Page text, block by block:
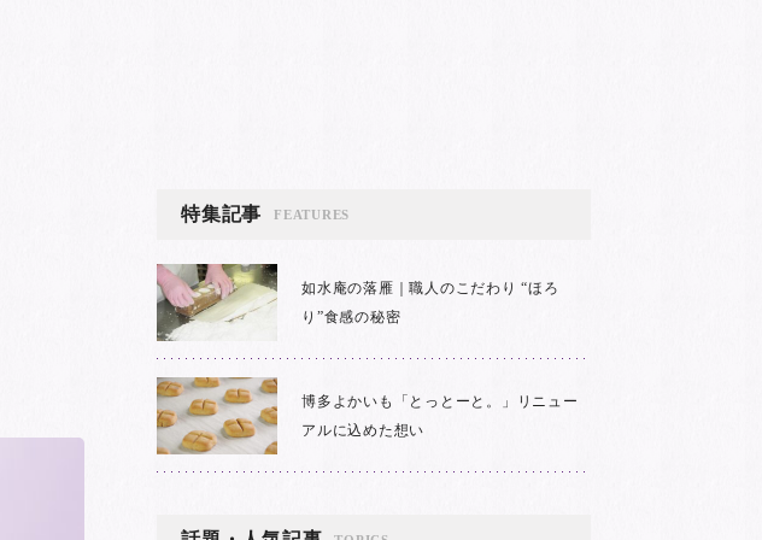
特集記事 FEATURES
如水庵の落雁｜職人のこだわり “ほろ
り”食感の秘密
博多よかいも「とっとーと。」リニュー
アルに込めた想い